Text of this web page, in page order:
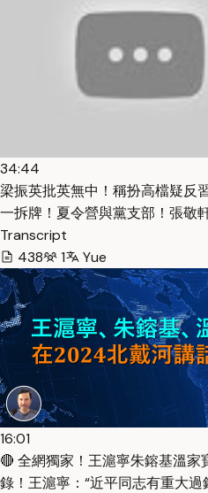
34:44
梁振英批英無中！稱扮高檔疑反
一拆牌！夏令營與黨支部！張敬
Transcript
438
1 Yue
16:01
🔴 全網獨家！王滬寧朱鎔基溫
錄！王滬寧：“近平同志有重大